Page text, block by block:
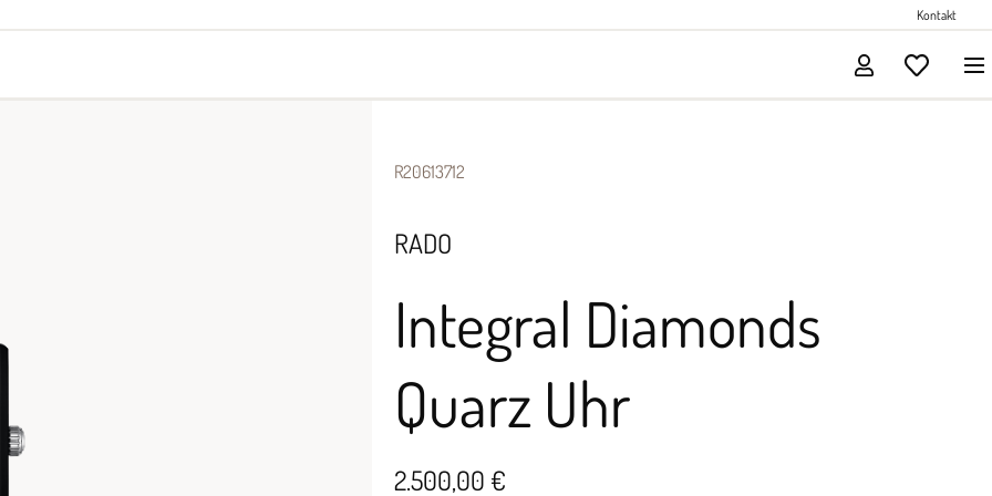
Kontakt
R20613712
RADO
Integral Diamonds
Quarz Uhr
2.500,00 €